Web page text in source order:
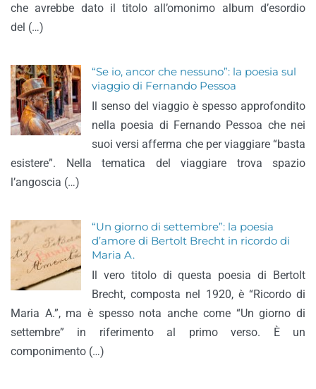
che avrebbe dato il titolo all’omonimo album d’esordio
del (…)
“Se io, ancor che nessuno”: la poesia sul
viaggio di Fernando Pessoa
Il senso del viaggio è spesso approfondito
nella poesia di Fernando Pessoa che nei
suoi versi afferma che per viaggiare “basta
esistere”. Nella tematica del viaggiare trova spazio
l’angoscia (…)
“Un giorno di settembre”: la poesia
d’amore di Bertolt Brecht in ricordo di
Maria A.
Il vero titolo di questa poesia di Bertolt
Brecht, composta nel 1920, è “Ricordo di
Maria A.”, ma è spesso nota anche come “Un giorno di
settembre” in riferimento al primo verso. È un
componimento (…)